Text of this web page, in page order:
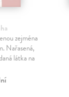
zejména
Nařasená,
látka na